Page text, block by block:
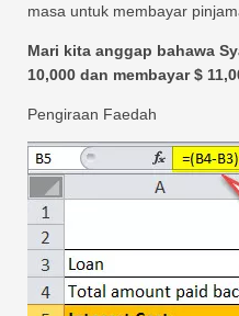
masa untuk membayar
Mari kita anggap bahawa
10,000 dan membayar $
Pengiraan Faedah